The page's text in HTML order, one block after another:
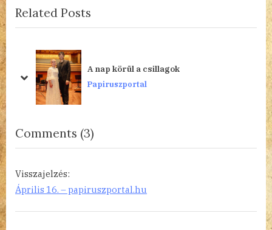
v
i
s
t
t
s
Related Posts
A nap körül a csillagok
Papiruszportal
prev
next
Comments (3)
“Marie
Visszajelzés:
Április 16. – papiruszportal.hu